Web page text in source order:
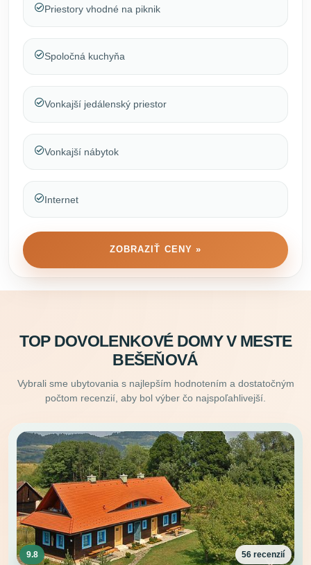
Priestory vhodné na piknik
Spoločná kuchyňa
Vonkajší jedálenský priestor
Vonkajší nábytok
Internet
ZOBRAZIŤ CENY »
TOP DOVOLENKOVÉ DOMY V MESTE
BEŠEŇOVÁ
Vybrali sme ubytovania s najlepším hodnotením a dostatočným
počtom recenzií, aby bol výber čo najspoľahlivejší.
9.8 56 recenzií